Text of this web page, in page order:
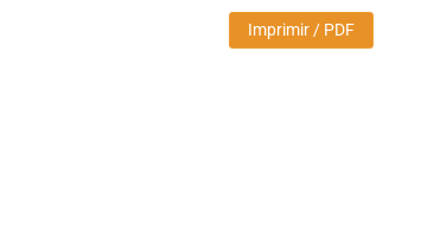
Imprimir / PDF